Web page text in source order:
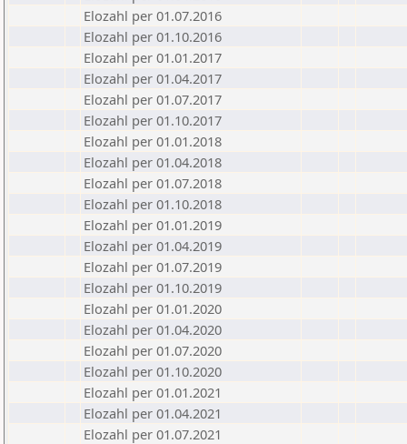
Elozahl per 01.07.2016
Elozahl per 01.10.2016
Elozahl per 01.01.2017
Elozahl per 01.04.2017
Elozahl per 01.07.2017
Elozahl per 01.10.2017
Elozahl per 01.01.2018
Elozahl per 01.04.2018
Elozahl per 01.07.2018
Elozahl per 01.10.2018
Elozahl per 01.01.2019
Elozahl per 01.04.2019
Elozahl per 01.07.2019
Elozahl per 01.10.2019
Elozahl per 01.01.2020
Elozahl per 01.04.2020
Elozahl per 01.07.2020
Elozahl per 01.10.2020
Elozahl per 01.01.2021
Elozahl per 01.04.2021
Elozahl per 01.07.2021